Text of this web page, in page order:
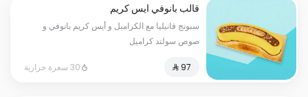
قالب بانوفي ايس كريم
سبونج فانيليا مع الكرامبل و أيس كريم بانوفي و
صوص سولتد كراميل
30 سعرة حرارية